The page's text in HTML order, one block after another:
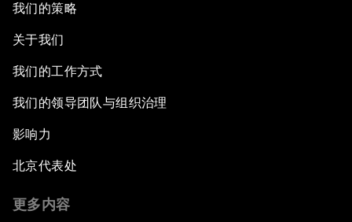
我们的策略
关于我们
我们的工作方式
我们的领导团队与组织治理
影响力
北京代表处
更多内容